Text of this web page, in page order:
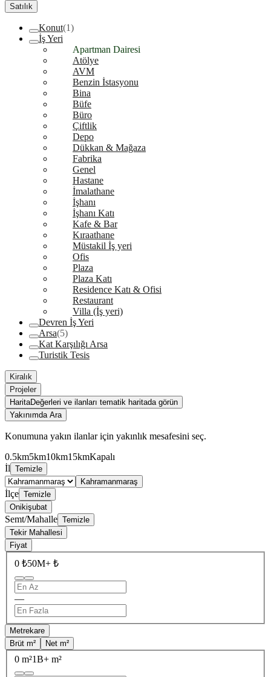
Satılık
Konut(1)
İş Yeri
Apartman Dairesi
Atölye
AVM
Benzin İstasyonu
Bina
Büfe
Büro
Çiftlik
Depo
Dükkan & Mağaza
Fabrika
Genel
Hastane
İmalathane
İşhanı
İşhanı Katı
Kafe & Bar
Kıraathane
Müstakil İş yeri
Ofis
Plaza
Plaza Katı
Residence Katı & Ofisi
Restaurant
Villa (İş yeri)
Devren İş Yeri
Arsa(5)
Kat Karşılığı Arsa
Turistik Tesis
Kiralık
Projeler
HaritaDeğerleri ve ilanları tematik haritada görün
Yakınımda Ara
Konumuna yakın ilanlar için yakınlık mesafesini seç.
0.5km5km10km15kmKapalı
İl Temizle
Kahramanmaraş
İlçe Temizle
Onikişubat
Semt/Mahalle Temizle
Tekir Mahallesi
Fiyat
0 ₺50M+ ₺
—
Metrekare
Brüt m²
Net m²
0 m²1B+ m²